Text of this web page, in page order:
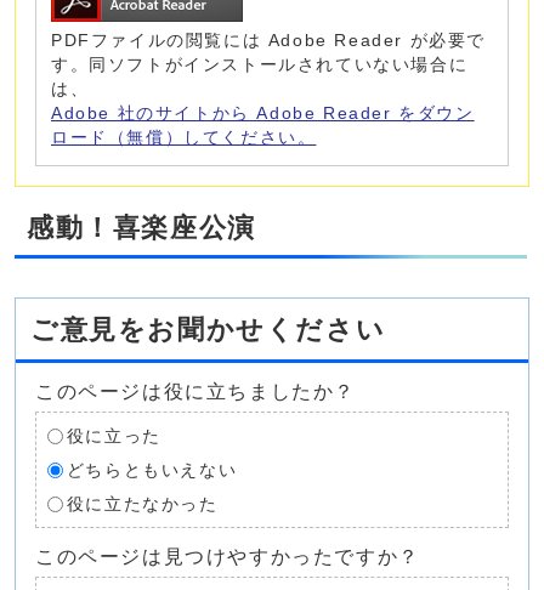
PDFファイルの閲覧には Adobe Reader が必要で
す。同ソフトがインストールされていない場合に
は、
Adobe 社のサイトから Adobe Reader をダウン
ロード（無償）してください。
感動！喜楽座公演
ご意見をお聞かせください
このページは役に立ちましたか？
役に立った
どちらともいえない
役に立たなかった
このページは見つけやすかったですか？